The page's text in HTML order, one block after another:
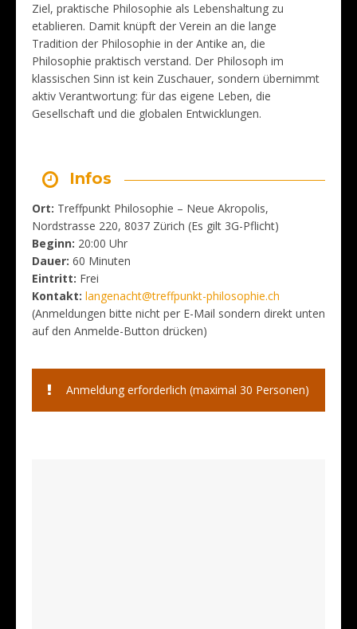
Ziel, praktische Philosophie als Lebenshaltung zu
etablieren. Damit knüpft der Verein an die lange
Tradition der Philosophie in der Antike an, die
Philosophie praktisch verstand. Der Philosoph im
klassischen Sinn ist kein Zuschauer, sondern übernimmt
aktiv Verantwortung: für das eigene Leben, die
Gesellschaft und die globalen Entwicklungen.
Infos
Ort: Treffpunkt Philosophie – Neue Akropolis,
Nordstrasse 220, 8037 Zürich (Es gilt 3G-Pflicht)
Beginn: 20:00 Uhr
Dauer: 60 Minuten
Eintritt: Frei
Kontakt: langenacht@treffpunkt-philosophie.ch
(Anmeldungen bitte nicht per E-Mail sondern direkt unten
auf den Anmelde-Button drücken)
Anmeldung erforderlich (maximal 30 Personen)